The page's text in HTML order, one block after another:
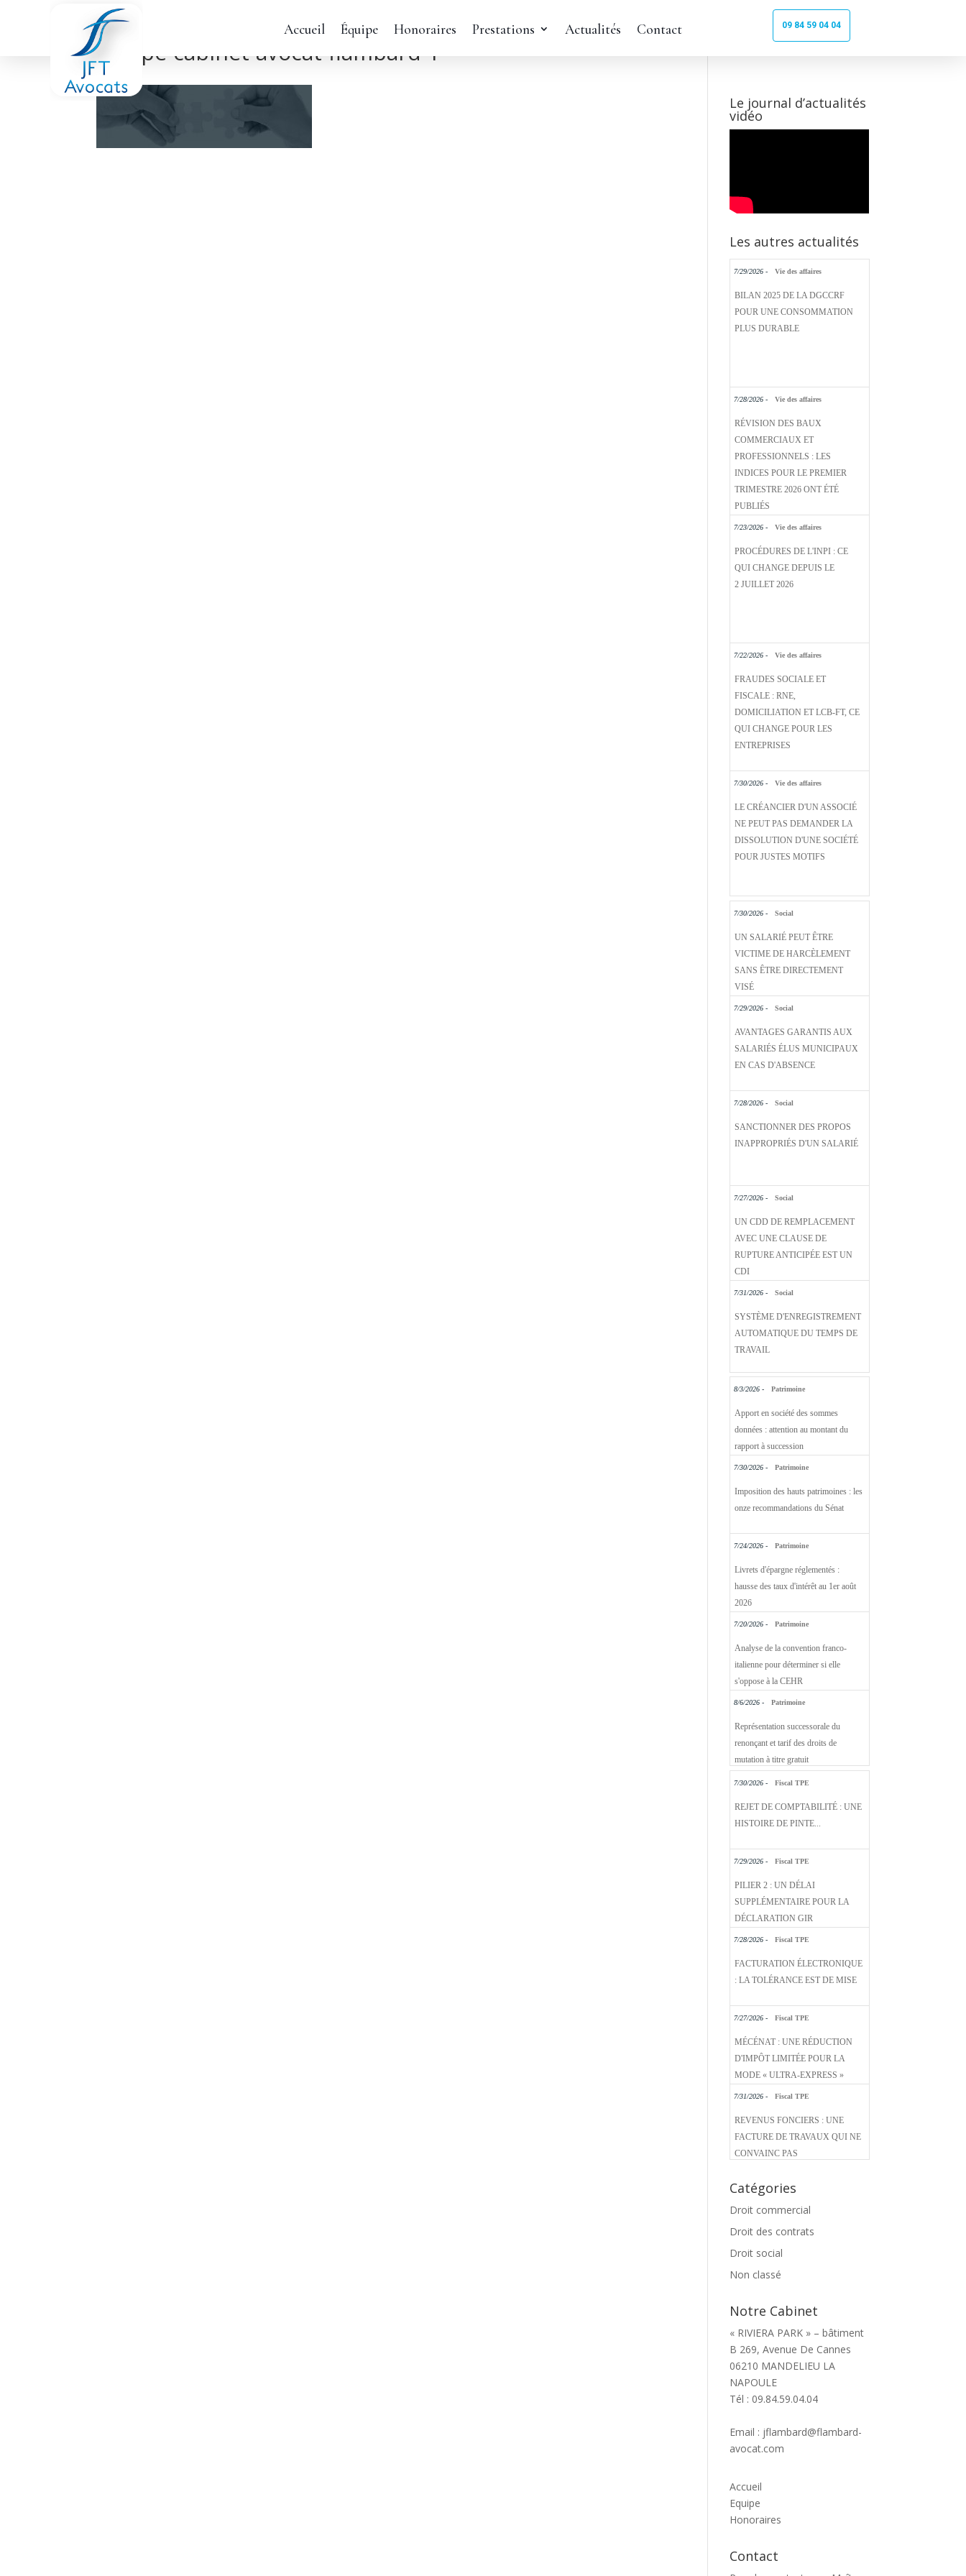
Accueil Équipe Honoraires Prestations Actualités Contact 09 84 59 04 04
equipe-cabinet-avocat-flambard-1
Le journal d’actualités
vidéo
Les autres actualités
7/29/2026 - Vie des affaires
BILAN 2025 DE LA DGCCRF
POUR UNE CONSOMMATION
PLUS DURABLE
7/28/2026 - Vie des affaires
RÉVISION DES BAUX
COMMERCIAUX ET
PROFESSIONNELS : LES
INDICES POUR LE PREMIER
TRIMESTRE 2026 ONT ÉTÉ
PUBLIÉS
7/23/2026 - Vie des affaires
PROCÉDURES DE L'INPI : CE
QUI CHANGE DEPUIS LE
2 JUILLET 2026
7/22/2026 - Vie des affaires
FRAUDES SOCIALE ET
FISCALE : RNE,
DOMICILIATION ET LCB-FT, CE
QUI CHANGE POUR LES
ENTREPRISES
7/30/2026 - Vie des affaires
LE CRÉANCIER D'UN ASSOCIÉ
NE PEUT PAS DEMANDER LA
DISSOLUTION D'UNE SOCIÉTÉ
POUR JUSTES MOTIFS
7/30/2026 - Social
UN SALARIÉ PEUT ÊTRE
VICTIME DE HARCÈLEMENT
SANS ÊTRE DIRECTEMENT
VISÉ
7/29/2026 - Social
AVANTAGES GARANTIS AUX
SALARIÉS ÉLUS MUNICIPAUX
EN CAS D'ABSENCE
7/28/2026 - Social
SANCTIONNER DES PROPOS
INAPPROPRIÉS D'UN SALARIÉ
7/27/2026 - Social
UN CDD DE REMPLACEMENT
AVEC UNE CLAUSE DE
RUPTURE ANTICIPÉE EST UN
CDI
7/31/2026 - Social
SYSTÈME D'ENREGISTREMENT
AUTOMATIQUE DU TEMPS DE
TRAVAIL
8/3/2026 - Patrimoine
Apport en société des sommes
données : attention au montant du
rapport à succession
7/30/2026 - Patrimoine
Imposition des hauts patrimoines : les
onze recommandations du Sénat
7/24/2026 - Patrimoine
Livrets d'épargne réglementés :
hausse des taux d'intérêt au 1er août
2026
7/20/2026 - Patrimoine
Analyse de la convention franco-
italienne pour déterminer si elle
s'oppose à la CEHR
8/6/2026 - Patrimoine
Représentation successorale du
renonçant et tarif des droits de
mutation à titre gratuit
7/30/2026 - Fiscal TPE
REJET DE COMPTABILITÉ : UNE
HISTOIRE DE PINTE...
7/29/2026 - Fiscal TPE
PILIER 2 : UN DÉLAI
SUPPLÉMENTAIRE POUR LA
DÉCLARATION GIR
7/28/2026 - Fiscal TPE
FACTURATION ÉLECTRONIQUE
: LA TOLÉRANCE EST DE MISE
7/27/2026 - Fiscal TPE
MÉCÉNAT : UNE RÉDUCTION
D'IMPÔT LIMITÉE POUR LA
MODE « ULTRA-EXPRESS »
7/31/2026 - Fiscal TPE
REVENUS FONCIERS : UNE
FACTURE DE TRAVAUX QUI NE
CONVAINC PAS
Catégories
Droit commercial
Droit des contrats
Droit social
Non classé
Notre Cabinet
« RIVIERA PARK » – bâtiment
B 269, Avenue De Cannes
06210 MANDELIEU LA
NAPOULE
Tél : 09.84.59.04.04
Email : jflambard@flambard-
avocat.com
Accueil
Equipe
Honoraires
Contact